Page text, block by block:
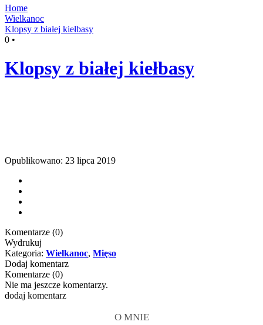
Home
Wielkanoc
Klopsy z białej kiełbasy
0 •
Klopsy z białej kiełbasy
Opublikowano: 23 lipca 2019
Komentarze (0)
Wydrukuj
Kategoria: Wielkanoc, Mięso
Dodaj komentarz
Komentarze (0)
Nie ma jeszcze komentarzy.
dodaj komentarz
O MNIE